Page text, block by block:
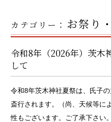
カテゴリー： お祭り
令和8年（2026年）茨木
して
令和8年茨木神社夏祭は、氏子
斎行されます。（尚、天候等に
性もございます。ご了承下さい。